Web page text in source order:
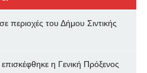
περιοχές του Δήμου Σιντικής
η Γενική Πρόξενος